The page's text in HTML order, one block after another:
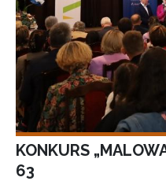
KONKURS
63